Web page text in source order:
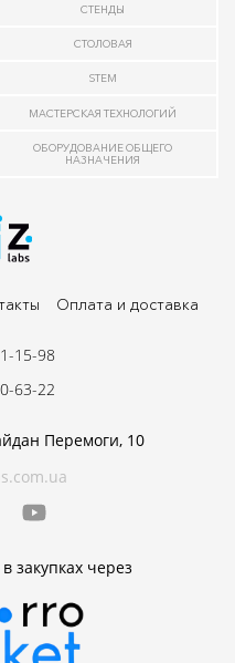
СТЕНДЫ
СТОЛОВАЯ
STEM
МАСТЕРСКАЯ ТЕХНОЛОГИЙ
ОБОРУДОВАНИЕ ОБЩЕГО
НАЗНАЧЕНИЯ
Оплата и доставка
Перемоги, 10
закупках через
15-98
63-22